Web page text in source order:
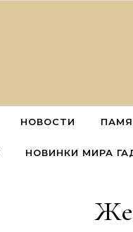
НОВОСТИ
НОВИНКИ МИРА